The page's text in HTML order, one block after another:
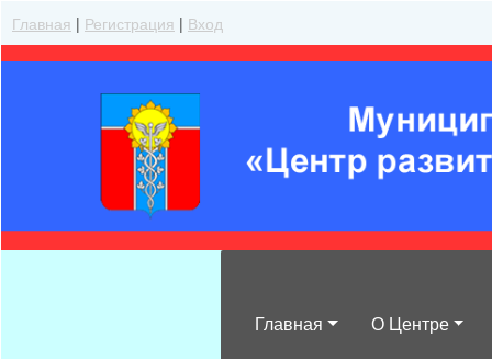
Главная | Регистрация | Вход
Главная О Центре